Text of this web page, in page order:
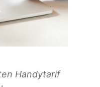
Handytarif